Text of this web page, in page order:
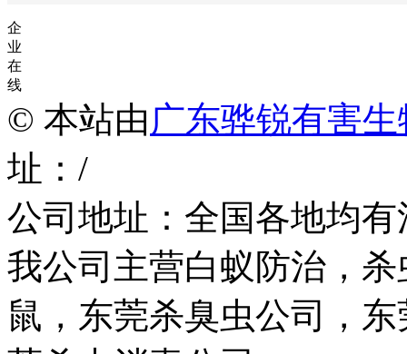
企
业
在
线
© 本站由 广东骅锐有害
址：/
公司地址：全国各地均
我公司主营白蚁防治，
鼠，东莞杀臭虫公司，